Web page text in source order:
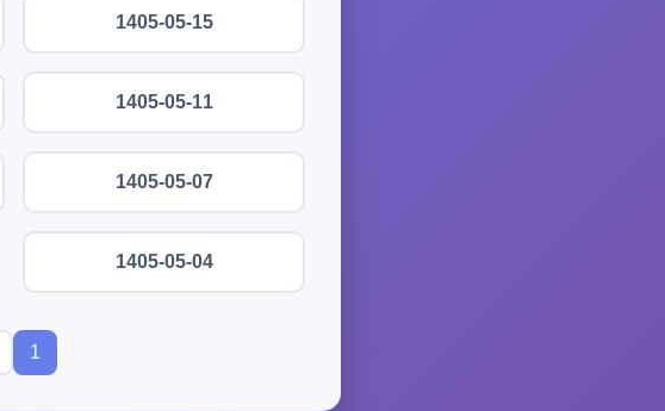
1405-05-15
1405-05-11
1405-05-07
1405-05-04
1